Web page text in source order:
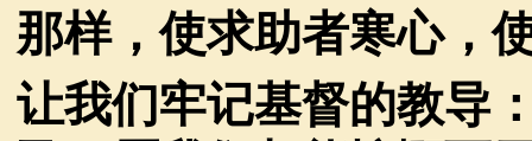
那样，使求助者寒心，
让我们牢记基督的教导